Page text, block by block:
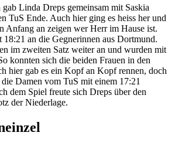
Linda Dreps gemeinsam mit Saskia
TuS Ende. Auch hier ging es heiss her und
Anfang an zeigen wer Herr im Hause ist.
18:21 an die Gegnerinnen aus Dortmund.
im zweiten Satz weiter an und wurden mit
konnten sich die beiden Frauen in den
hier gab es ein Kopf an Kopf rennen, doch
Damen vom TuS mit einem 17:21
dem Spiel freute sich Dreps über den
der Niederlage.